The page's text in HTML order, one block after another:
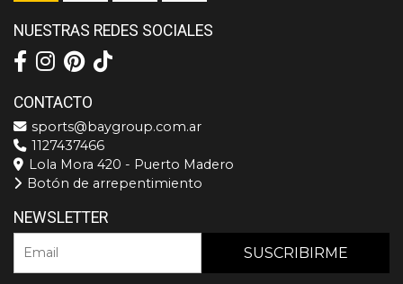
NUESTRAS REDES SOCIALES
CONTACTO
sports@baygroup.com.ar
1127437466
Lola Mora 420 - Puerto Madero
Botón de arrepentimiento
NEWSLETTER
SUSCRIBIRME